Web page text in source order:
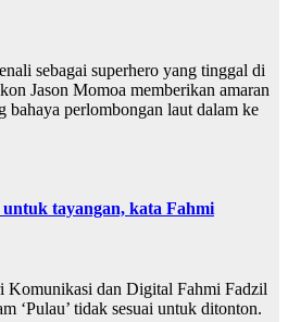
sebagai superhero yang tinggal di
Jason Momoa memberikan amaran
bahaya perlombongan laut dalam ke
tayangan, kata Fahmi
dan Digital Fahmi Fadzil
‘Pulau’ tidak sesuai untuk ditonton.